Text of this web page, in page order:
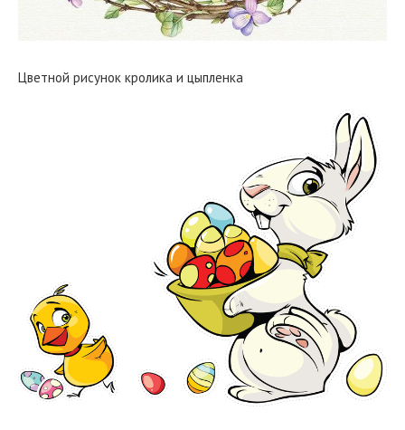
Цветной рисунок кролика и цыпленка